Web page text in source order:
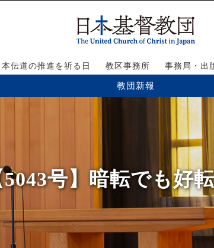
本伝道の推進を祈る日 教区事務所 事務局・出
教団新報
5043号】暗転でも好